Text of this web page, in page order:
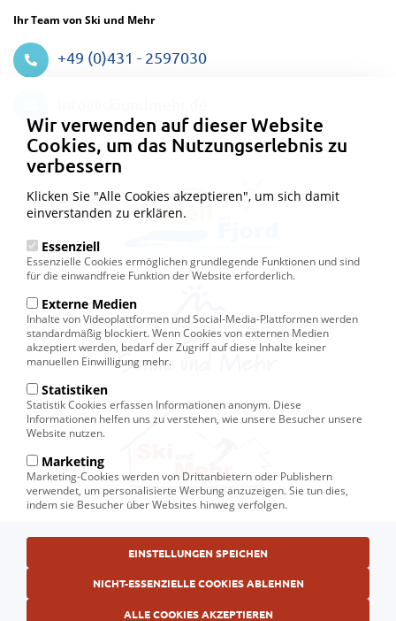
Ihr Team von Ski und Mehr
+49 (0)431 - 2597030
Fußbereichsmenü© Ski und Mehr, Ihr Reiseveranstalter in Kiel
AGB
Datenschutzerklärung
Wir verwenden auf dieser Website
Cookies, um das Nutzungserlebnis zu
verbessern
Klicken Sie "Alle Cookies akzeptieren", um sich damit
einverstanden zu erklären.
Essenziell
Essenzielle Cookies ermöglichen grundlegende Funktionen und sind
für die einwandfreie Funktion der Website erforderlich.
Externe Medien
Inhalte von Videoplattformen und Social-Media-Plattformen werden
standardmäßig blockiert. Wenn Cookies von externen Medien
akzeptiert werden, bedarf der Zugriff auf diese Inhalte keiner
manuellen Einwilligung mehr.
Statistiken
Statistik Cookies erfassen Informationen anonym. Diese
Informationen helfen uns zu verstehen, wie unsere Besucher unsere
Website nutzen.
Marketing
Marketing-Cookies werden von Drittanbietern oder Publishern
verwendet, um personalisierte Werbung anzuzeigen. Sie tun dies,
indem sie Besucher über Websites hinweg verfolgen.
EINSTELLUNGEN SPEICHEN
NICHT-ESSENZIELLE COOKIES ABLEHNEN
ALLE COOKIES AKZEPTIEREN